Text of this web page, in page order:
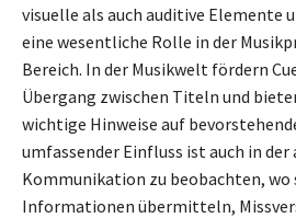
visuelle als auch auditive Elemente
eine wesentliche Rolle in der
Bereich. In der Musikwelt fördern
Übergang zwischen Titeln und
wichtige Hinweise auf
umfassender Einfluss ist auch in
Kommunikation zu beobachten, wo
Informationen übermitteln,